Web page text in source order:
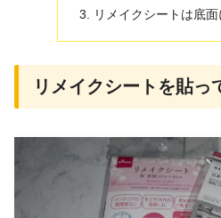
リメイクシートは底
リメイクシートを貼っ